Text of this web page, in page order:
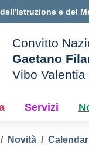
e del
Convitto
Gaetano
Vibo Valentia
Servizi
Novità